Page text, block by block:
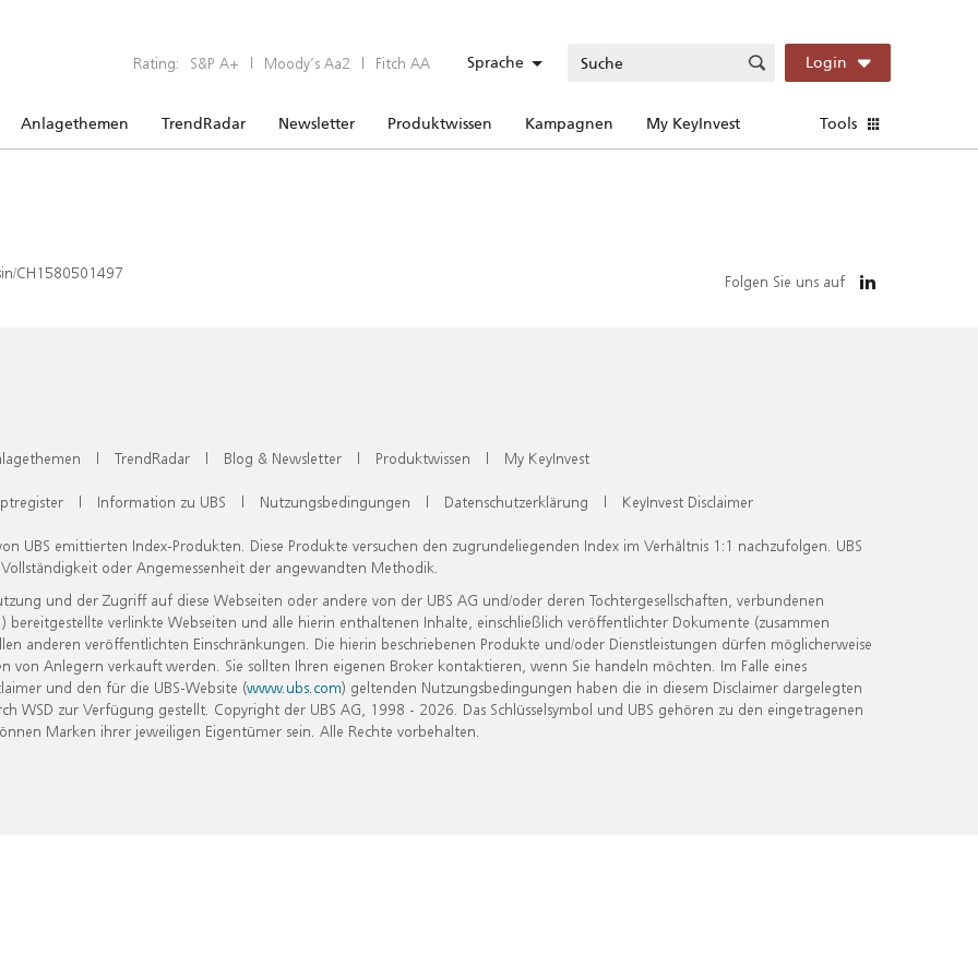
Rating: S&P A+ | Moody’s Aa2 | Fitch AA Sprache Login
Anlagethemen TrendRadar Newsletter Produktwissen Kampagnen My KeyInvest Tools
CH1580501497 Folgen Sie uns auf
| TrendRadar | Blog & Newsletter | Produktwissen | My KeyInvest
| Information zu UBS | Nutzungsbedingungen | Datenschutzerklärung | KeyInvest Disclaimer
UBS emittierten Index-Produkten. Diese Produkte versuchen den zugrundeliegenden Index im Verhältnis 1:1 nachzufolgen. UBS
oder Angemessenheit der angewandten Methodik.
und der Zugriff auf diese Webseiten oder andere von der UBS AG und/oder deren Tochtergesellschaften, verbundenen
verlinkte Webseiten und alle hierin enthaltenen Inhalte, einschließlich veröffentlichter Dokumente (zusammen
anderen veröffentlichten Einschränkungen. Die hierin beschriebenen Produkte und/oder Dienstleistungen dürfen möglicherweise
Anlegern verkauft werden. Sie sollten Ihren eigenen Broker kontaktieren, wenn Sie handeln möchten. Im Falle eines
und den für die UBS-Website (www.ubs.com) geltenden Nutzungsbedingungen haben die in diesem Disclaimer dargelegten
zur Verfügung gestellt. Copyright der UBS AG, 1998 - 2026. Das Schlüsselsymbol und UBS gehören zu den eingetragenen
Marken ihrer jeweiligen Eigentümer sein. Alle Rechte vorbehalten.